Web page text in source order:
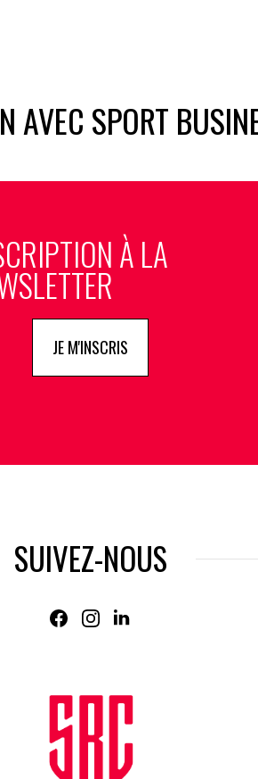
AVEC SPORT
À LA
JE M'INSCRIS
SUIVEZ-NOUS